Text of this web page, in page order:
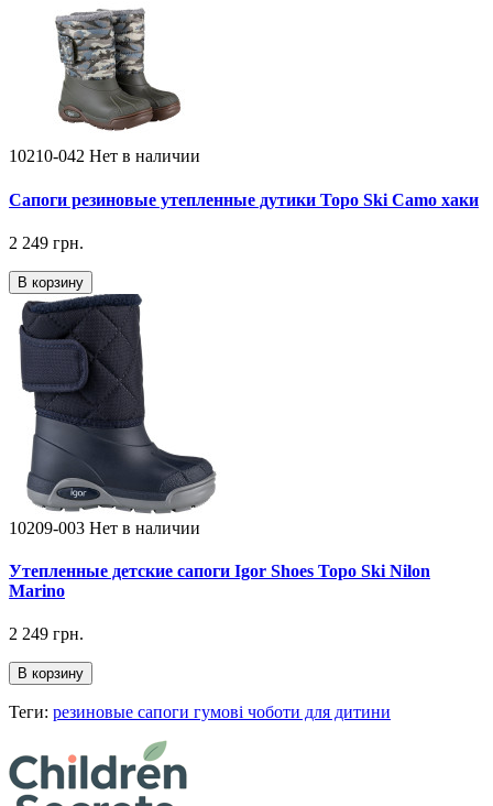
10210-042 Нет в наличии
Сапоги резиновые утепленные дутики Topo Ski Camo хаки
2 249 грн.
В корзину
10209-003 Нет в наличии
Утепленные детские сапоги Igor Shoes Topo Ski Nilon
Marino
2 249 грн.
В корзину
Теги: резиновые сапоги гумові чоботи для дитини